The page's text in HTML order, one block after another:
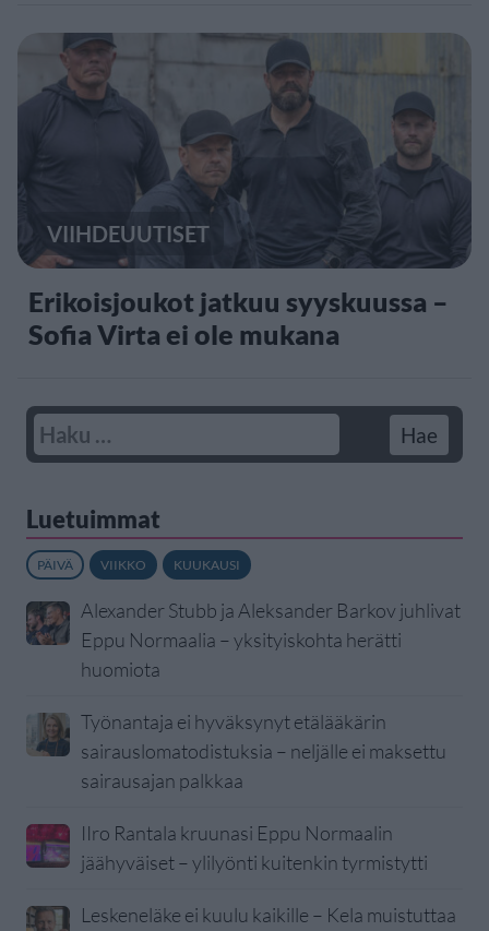
VIIHDEUUTISET
Erikoisjoukot jatkuu syyskuussa –
Sofia Virta ei ole mukana
Luetuimmat
PÄIVÄ VIIKKO KUUKAUSI
Alexander Stubb ja Aleksander Barkov juhlivat
Eppu Normaalia – yksityiskohta herätti
huomiota
Työnantaja ei hyväksynyt etälääkärin
sairauslomatodistuksia – neljälle ei maksettu
sairausajan palkkaa
IIro Rantala kruunasi Eppu Normaalin
jäähyväiset – ylilyönti kuitenkin tyrmistytti
Leskeneläke ei kuulu kaikille – Kela muistuttaa